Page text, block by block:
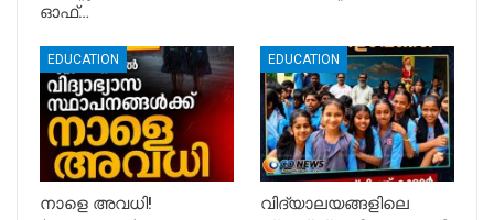
ഓഫ്…
EDUCATION
നാളെ അവധി!
EDUCATION
വിദ്യാലയങ്ങളിലെ